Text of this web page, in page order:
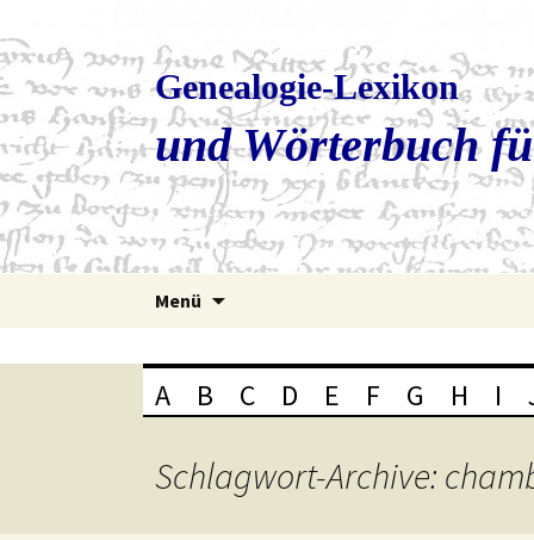
Genealogie-Lexikon
und Wörterbuch
Menü
A B C D E F G H I
Schlagwort-Archive: